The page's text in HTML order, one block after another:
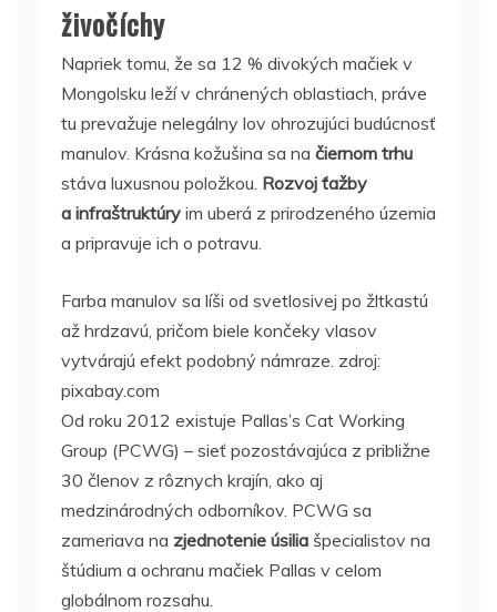
živočíchy
Napriek tomu, že sa 12 % divokých mačiek v
Mongolsku leží v chránených oblastiach, práve
tu prevažuje nelegálny lov ohrozujúci budúcnosť
manulov. Krásna kožušina sa na čiernom trhu
stáva luxusnou položkou. Rozvoj ťažby
a infraštruktúry im uberá z prirodzeného územia
a pripravuje ich o potravu.
Farba manulov sa líši od svetlosivej po žltkastú
až hrdzavú, pričom biele končeky vlasov
vytvárajú efekt podobný námraze. zdroj:
pixabay.com
Od roku 2012 existuje Pallas’s Cat Working
Group (PCWG) – sieť pozostávajúca z približne
30 členov z rôznych krajín, ako aj
medzinárodných odborníkov. PCWG sa
zameriava na zjednotenie úsilia špecialistov na
štúdium a ochranu mačiek Pallas v celom
globálnom rozsahu.